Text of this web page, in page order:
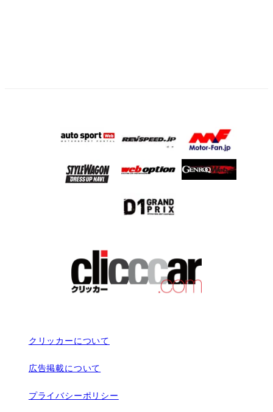
クリッカーについて
広告掲載について
プライバシーポリシー